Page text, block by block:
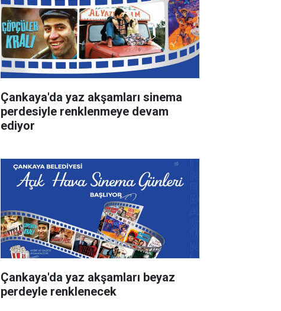
Çankaya'da yaz akşamları sinema
perdesiyle renklenmeye devam
ediyor
Çankaya'da yaz akşamları beyaz
perdeyle renklenecek